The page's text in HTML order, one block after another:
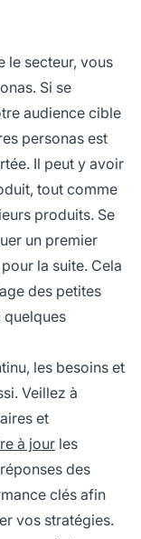
le secteur, vous
Si se
audience cible
personas est
Il peut y avoir
tout comme
produits. Se
un premier
la suite. Cela
des petites
quelques
les besoins et
Veillez à
et
à jour les
des
clés afin
vos stratégies.